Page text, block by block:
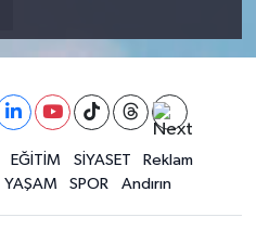
EĞİTİM SİYASET
Reklam
YAŞAM SPOR Andırın